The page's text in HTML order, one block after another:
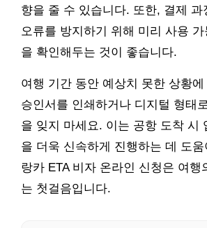
향을 줄 수 있습니다. 또한, 결제 과
오류를 방지하기 위해 미리 사용
을 확인해두는 것이 좋습니다.
여행 기간 동안 예상치 못한 상황에
승인서를 인쇄하거나 디지털 형태
을 잊지 마세요. 이는 공항 도착 시
을 더욱 신속하게 진행하는 데 도
랑카 ETA 비자 온라인 신청은 여행
는 첫걸음입니다.